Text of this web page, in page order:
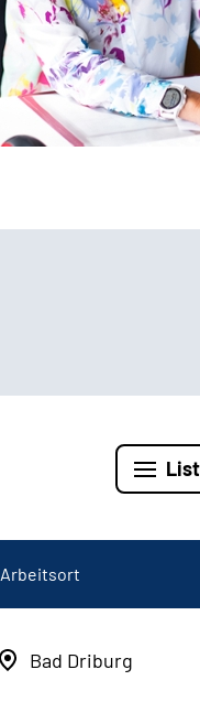
Arbeitsort
Bad Driburg